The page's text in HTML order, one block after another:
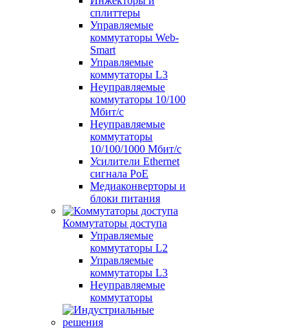
сплиттеры
Управляемые
коммутаторы Web-
Smart
Управляемые
коммутаторы L3
Неуправляемые
коммутаторы 10/100
Мбит/с
Неуправляемые
коммутаторы
10/100/1000 Мбит/с
Усилители Ethernet
сигнала PoE
Медиаконверторы и
блоки питания
Коммутаторы доступа
Управляемые
коммутаторы L2
Управляемые
коммутаторы L3
Неуправляемые
коммутаторы